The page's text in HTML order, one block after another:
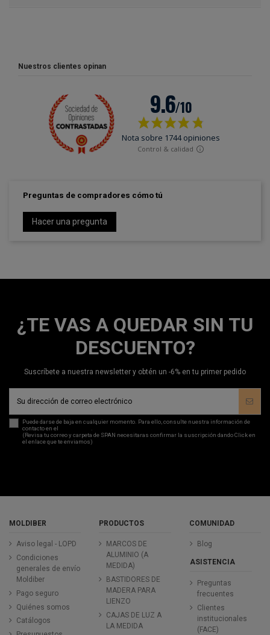
Nuestros clientes opinan
Preguntas de compradores cómo tú
Hacer una pregunta
¿TE VAS A QUEDAR SIN TU
DESCUENTO?
Suscríbete a nuestra newsletter y obtén un -6% en tu primer pedido
Puede darse de baja en cualquier momento. Para ello, consulte nuestra información de
contacto en el
.
(Revisa tu correo y carpeta de SPAN necesitaras confirmar la suscripción dando Click en
el enlace que te enviamos)
MOLDIBER
Aviso legal - LOPD
Condiciones
generales de envío
Moldiber
Pago seguro
Quiénes somos
Catálogos
PRODUCTOS
MARCOS DE
ALUMINIO (A
MEDIDA)
BASTIDORES DE
MADERA PARA
LIENZO
CAJAS DE LUZ A
LA MEDIDA
COMUNIDAD
Blog
ASISTENCIA
Preguntas
frecuentes
Clientes
institucionales
(FACE)